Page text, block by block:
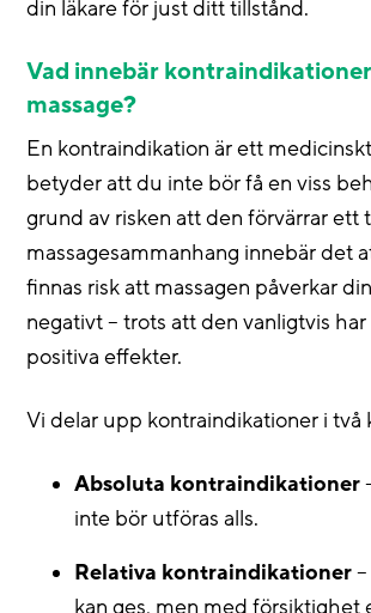
din läkare för just ditt tillstånd.
Vad innebär
massage?
En kontraindikation är ett
betyder att du inte bör få en viss
grund av risken att den förvärrar ett
massagesammanhang innebär det
finnas risk att massagen påverkar
negativt – trots att den vanligtvis har
positiva effekter.
Vi delar upp kontraindikationer i två
Absoluta kontraindikationer
inte bör utföras alls.
Relativa kontraindikationer